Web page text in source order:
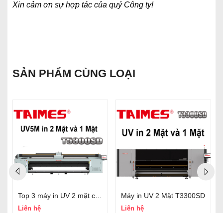
Xin cảm ơn sự hợp tác của quý Công ty!
SẢN PHẨM CÙNG LOẠI
Liên hệ
Máy in UV 2 Mặt T3300SD
Liên hệ